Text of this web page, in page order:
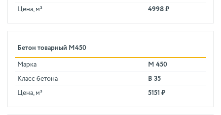
Цена, м³ 4998 ₽
Бетон товарный М450
Марка М 450
Класс бетона В 35
Цена, м³ 5151 ₽